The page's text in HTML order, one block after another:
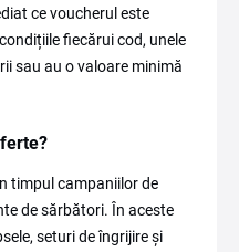
ce voucherul este
fiecărui cod, unele
sau au o valoare minimă
timpul campaniilor de
de sărbători. În aceste
seturi de îngrijire și